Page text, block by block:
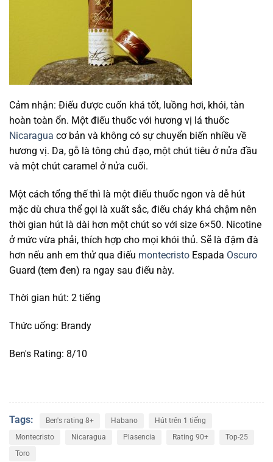
Cảm nhận: Điếu được cuốn khá tốt, luồng hơi, khói, tàn
hoàn toàn ổn. Một điếu thuốc với hương vị lá thuốc
Nicaragua cơ bản và không có sự chuyển biến nhiều về
hương vị. Da, gỗ là tông chủ đạo, một chút tiêu ở nửa đầu
và một chút caramel ở nửa cuối.
Một cách tổng thế thì là một điếu thuốc ngon và dễ hút
mặc dù chưa thể gọi là xuất sắc, điếu cháy khá chậm nên
thời gian hút là dài hơn một chút so với size 6×50. Nicotine
ở mức vừa phải, thích hợp cho mọi khói thủ. Sẽ là đậm đà
hơn nếu anh em thử qua điếu montecristo Espada Oscuro
Guard (tem đen) ra ngay sau điếu này.
Thời gian hút: 2 tiếng
Thức uống: Brandy
Ben's Rating: 8/10
Tags: Ben's rating 8+ Habano
Hút trên 1 tiếng
Montecristo
Nicaragua Plasencia Rating 90+
Top-25
Toro